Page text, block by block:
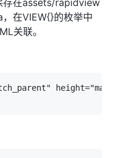
在VIEW{}的枚举中
关联。